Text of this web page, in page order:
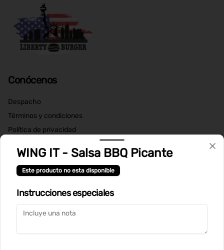
Conócenos
Despacho
Términos y condiciones
Política de privacidad
Redes sociales
Instagram
Mi cuenta
Iniciar sesión
WING IT - Salsa BBQ Picante
Este producto no esta disponible
Instrucciones especiales